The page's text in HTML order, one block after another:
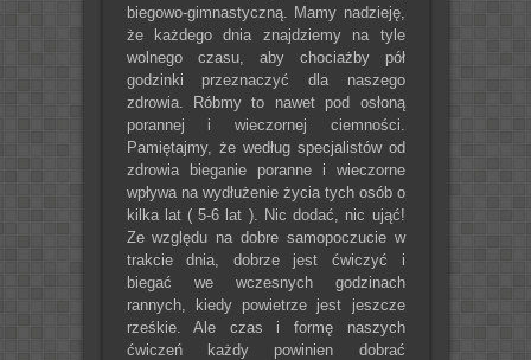
biegowo-gimnastyczną. Mamy nadzieję,
że każdego dnia znajdziemy na tyle
wolnego czasu, aby chociażby pół
godzinki przeznaczyć dla naszego
zdrowia. Róbmy to nawet pod osłoną
porannej i wieczornej ciemności.
Pamiętajmy, że według specjalistów od
zdrowia bieganie poranne i wieczorne
wpływa na wydłużenie życia tych osób o
kilka lat ( 5-6 lat ). Nic dodać, nic ująć!
Ze względu na dobre samopoczucie w
trakcie dnia, dobrze jest ćwiczyć i
biegać we wczesnych godzinach
rannych, kiedy powietrze jest jeszcze
rześkie. Ale czas i formę naszych
ćwiczeń każdy powinien dobrać